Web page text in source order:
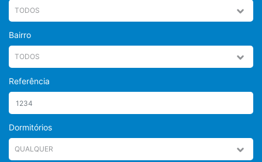
Bairro
Referência
Dormitórios